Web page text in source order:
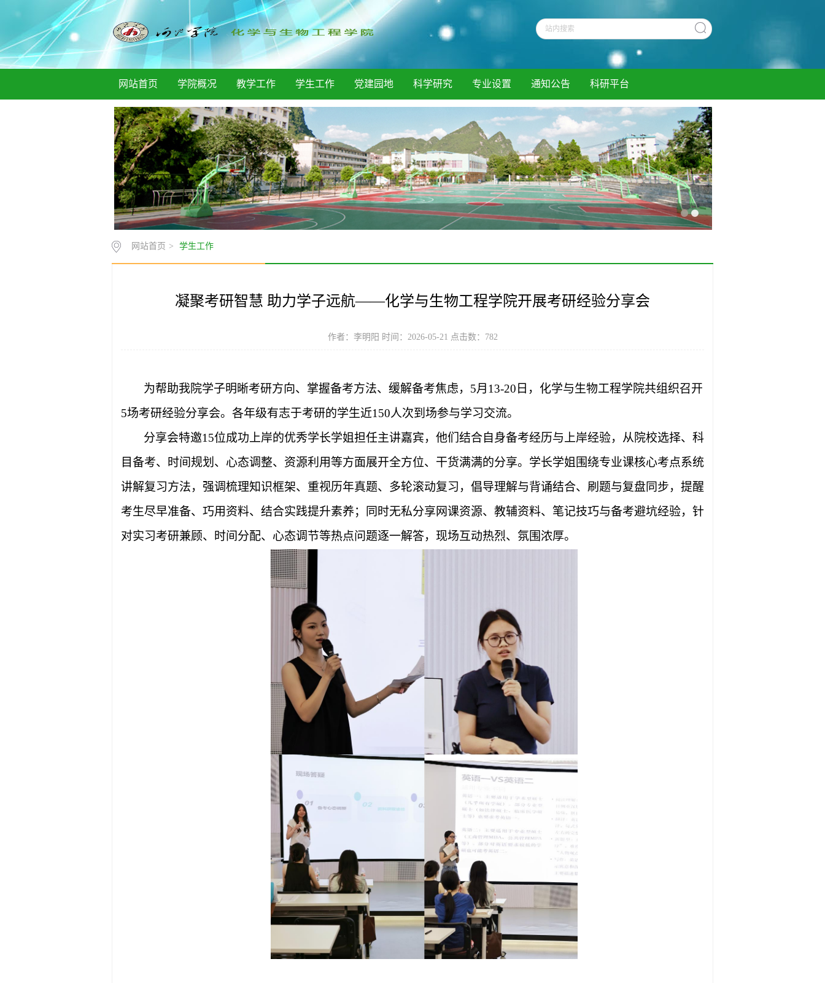
网站首页 学院概况 教学工作 学生工作 党建园地 科学研究 专业设置 通知公告 科研平台
网站首页 > 学生工作
凝聚考研智慧 助力学子远航——化学与生物工程学院开展考研经验分享会
作者：李明阳 时间：2026-05-21 点击数： 782
为帮助我院学子明晰考研方向、掌握备考方法、缓解备考焦虑， 5月13-20日 ，化学与生物工程学院共组织召开
5场考研经验分享会。各年级有志于考研的学生近150人次到场参与学习交流。
分享会特邀15位成功上岸的优秀学长学姐担任主讲嘉宾，他们结合自身备考经历与上岸经验，从院校选择、科
目备考、时间规划、心态调整、资源利用等方面展开全方位、干货满满的分享。学长学姐围绕专业课核心考点系统
讲解复习方法，强调梳理知识框架、重视历年真题、多轮滚动复习，倡导理解与背诵结合、刷题与复盘同步，提醒
考生尽早准备、巧用资料、结合实践提升素养；同时无私分享网课资源、教辅资料、笔记技巧与备考避坑经验，针
对实习考研兼顾、时间分配、心态调节等热点问题逐一解答，现场互动热烈、氛围浓厚。